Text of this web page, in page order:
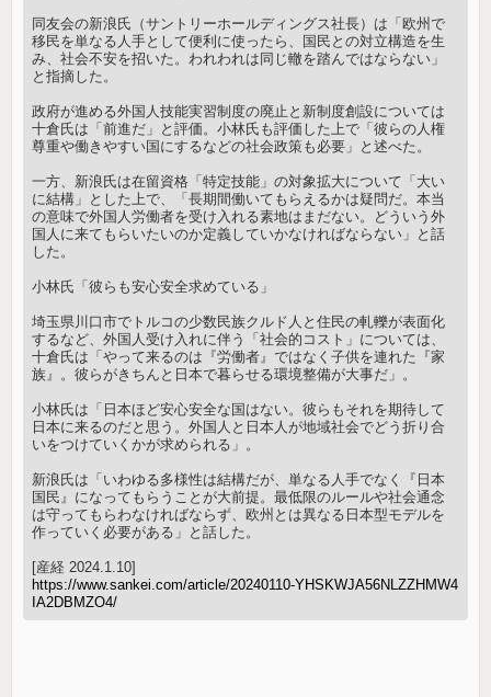
同友会の新浪氏（サントリーホールディングス社長）は「欧州で
移民を単なる人手として便利に使ったら、国民との対立構造を生
み、社会不安を招いた。われわれは同じ轍を踏んではならない」
と指摘した。
政府が進める外国人技能実習制度の廃止と新制度創設については
十倉氏は「前進だ」と評価。小林氏も評価した上で「彼らの人権
尊重や働きやすい国にするなどの社会政策も必要」と述べた。
一方、新浪氏は在留資格「特定技能」の対象拡大について「大い
に結構」とした上で、「長期間働いてもらえるかは疑問だ。本当
の意味で外国人労働者を受け入れる素地はまだない。どういう外
国人に来てもらいたいのか定義していかなければならない」と話
した。
小林氏「彼らも安心安全求めている」
埼玉県川口市でトルコの少数民族クルド人と住民の軋轢が表面化
するなど、外国人受け入れに伴う「社会的コスト」については、
十倉氏は「やって来るのは『労働者』ではなく子供を連れた『家
族』。彼らがきちんと日本で暮らせる環境整備が大事だ」。
小林氏は「日本ほど安心安全な国はない。彼らもそれを期待して
日本に来るのだと思う。外国人と日本人が地域社会でどう折り合
いをつけていくかが求められる」。
新浪氏は「いわゆる多様性は結構だが、単なる人手でなく『日本
国民』になってもらうことが大前提。最低限のルールや社会通念
は守ってもらわなければならず、欧州とは異なる日本型モデルを
作っていく必要がある」と話した。
[産経 2024.1.10]
https://www.sankei.com/article/20240110-YHSKWJA56NLZZHMW4
IA2DBMZO4/